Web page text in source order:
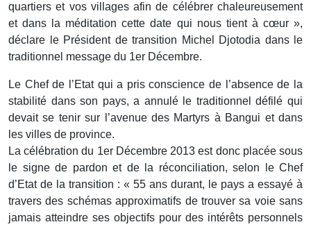
quartiers et vos villages afin de célébrer chaleureusement
et dans la méditation cette date qui nous tient à cœur »,
déclare le Président de transition Michel Djotodia dans le
traditionnel message du 1er Décembre.
Le Chef de l’Etat qui a pris conscience de l’absence de la
stabilité dans son pays, a annulé le traditionnel défilé qui
devait se tenir sur l’avenue des Martyrs à Bangui et dans
les villes de province.
La célébration du 1er Décembre 2013 est donc placée sous
le signe de pardon et de la réconciliation, selon le Chef
d’Etat de la transition : « 55 ans durant, le pays a essayé à
travers des schémas approximatifs de trouver sa voie sans
jamais atteindre ses objectifs pour des intérêts personnels